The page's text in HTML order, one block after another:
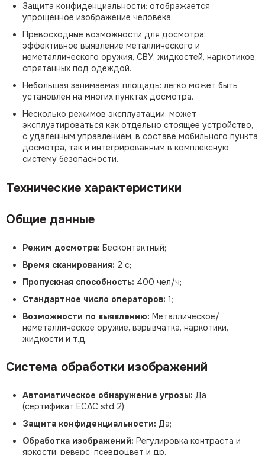
Защита конфиденциальности: отображается
упрощенное изображение человека.
Превосходные возможности для досмотра:
эффективное выявление металлического и
неметаллического оружия, СВУ, жидкостей, наркотиков,
спрятанных под одеждой.
Небольшая занимаемая площадь: легко может быть
установлен на многих пунктах досмотра.
Несколько режимов эксплуатации: может
эксплуатироваться как отдельно стоящее устройство,
с удаленным управлением, в составе мобильного пункта
досмотра, так и интегрированным в комплексную
систему безопасности.
Технические характеристики
Общие данные
Режим досмотра: Бесконтактный;
Время сканирования: 2 с;
Пропускная способность: 400 чел/ч;
Стандартное число операторов: 1;
Возможности по выявлению: Металлическое/
неметаллическое оружие, взрывчатка, наркотики,
жидкости и т.д.
Система обработки изображений
Автоматическое обнаружение угрозы: Да
(сертификат ECAC std.2);
Защита конфиденциальности: Да;
Обработка изображений: Регулировка контраста и
яркости, реверс, псевдоцвет и др.